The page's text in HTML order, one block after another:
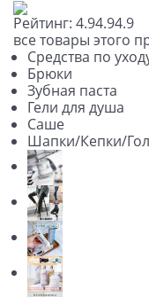
Рейтинг: 4.94.94.9
все товары этого
Средства по
Брюки
Зубная паста
Гели для душа
Саше
Шапки/Кепки/